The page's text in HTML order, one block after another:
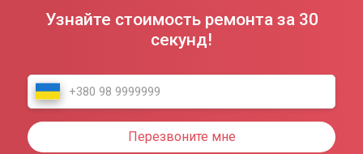
Узнайте стоимость ремонта за 30
секунд!
Перезвоните мне